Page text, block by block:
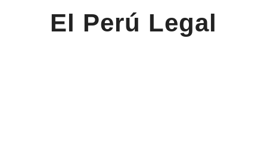
El Perú Legal